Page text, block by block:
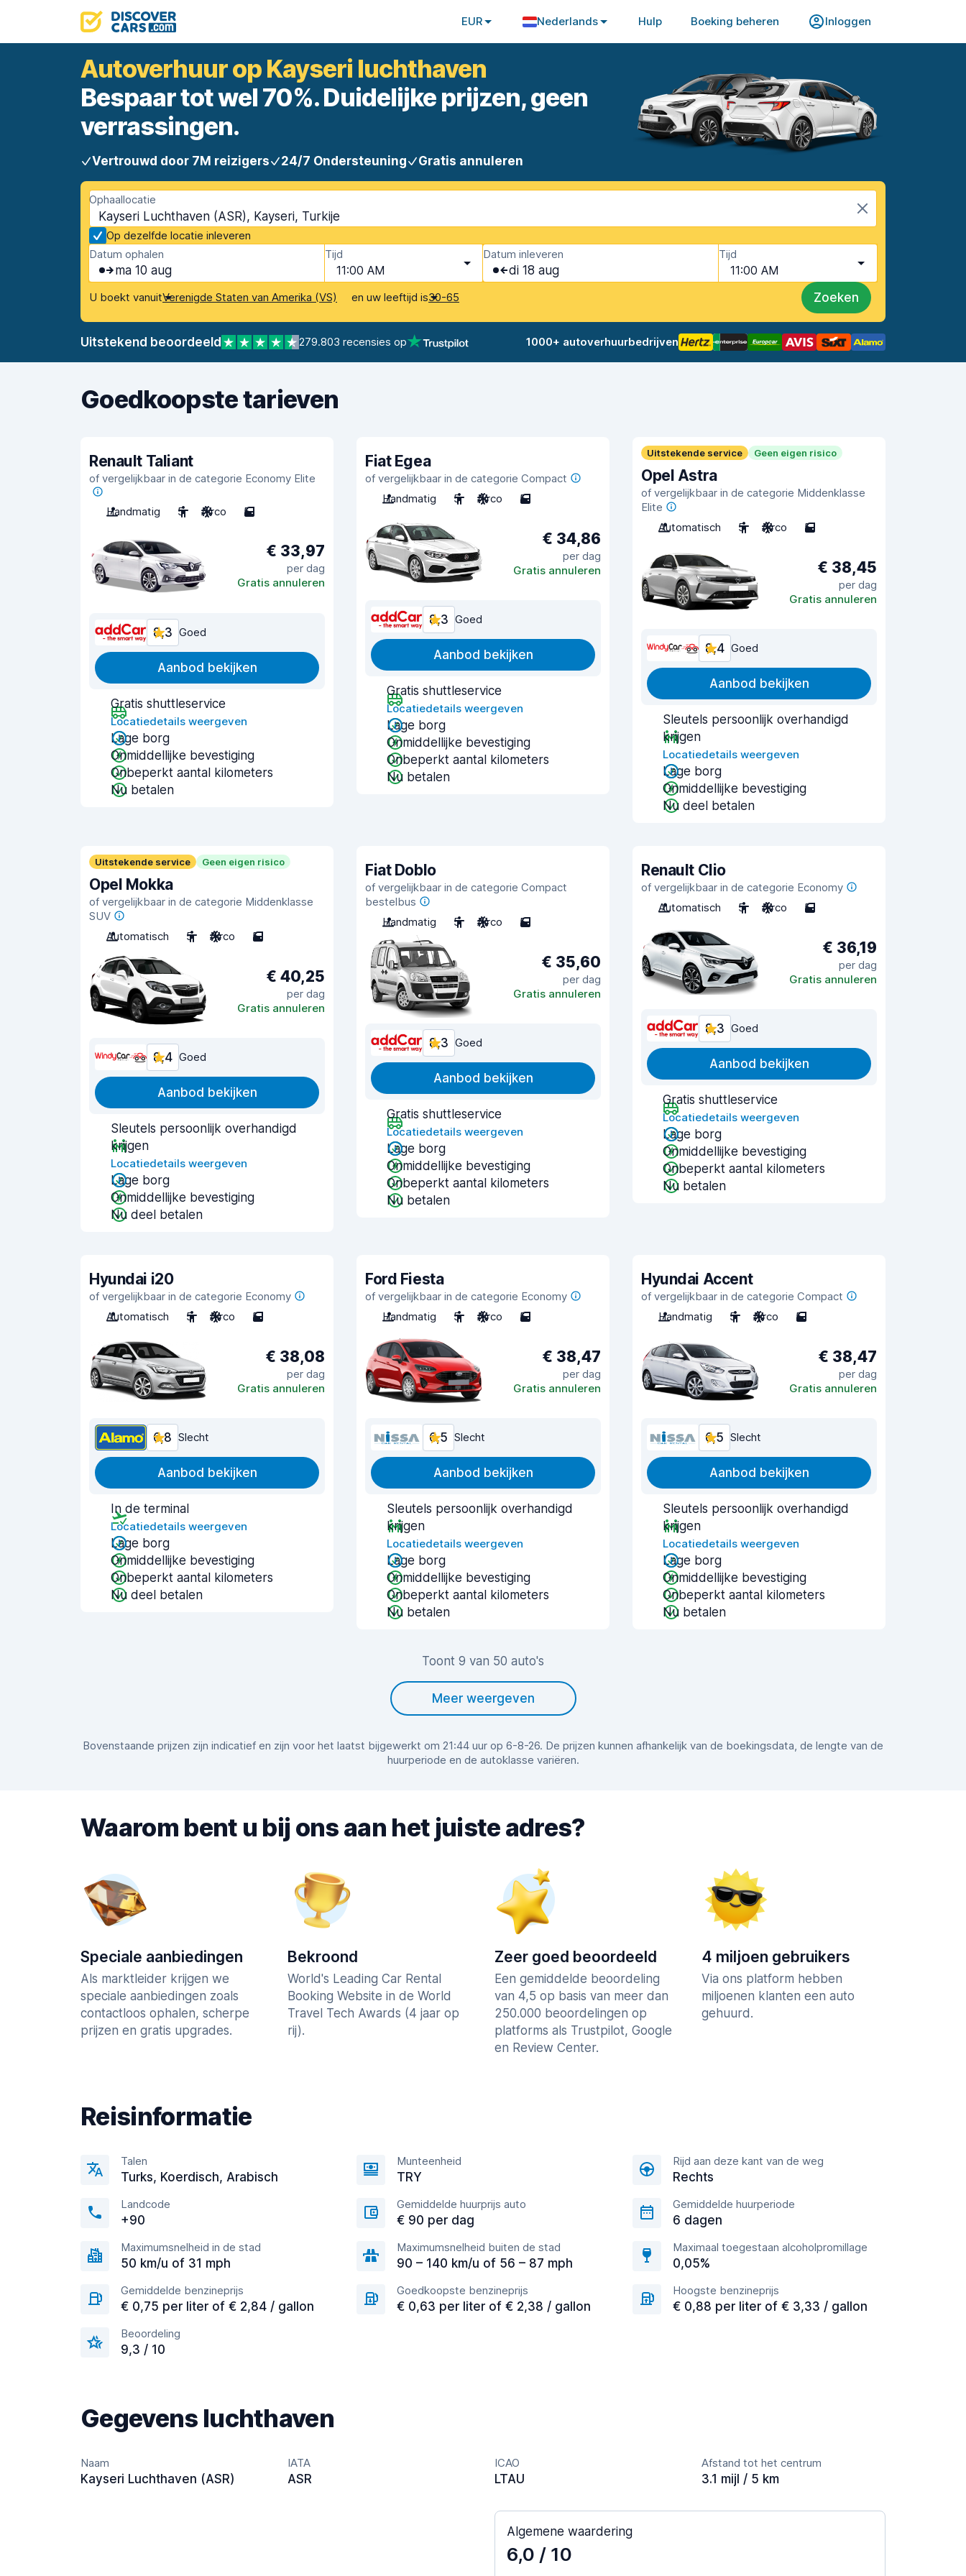
EUR Nederlands Hulp Boeking beheren Inloggen
Autoverhuur op Kayseri luchthaven
Bespaar tot wel 70%. Duidelijke prijzen, geen
verrassingen.
Vertrouwd door 7M reizigers 24/7 Ondersteuning Gratis annuleren
Ophaallocatie
Kayseri Luchthaven (ASR), Kayseri, Turkije
Op dezelfde locatie inleveren
Datum ophalen
ma 10 aug
Tijd
11:00 AM
Datum inleveren
di 18 aug
Tijd
11:00 AM
U boekt vanuitVerenigde Staten van Amerika (VS) en uw leeftijd is30-65 Zoeken
Uitstekend beoordeeld 279.803 recensies op 1000+ autoverhuurbedrijven
Goedkoopste tarieven
Renault Taliant
of vergelijkbaar in de categorie Economy Elite
Handmatig 5 Airco 5
€ 33,97
per dag
Gratis annuleren
8,3 Goed
Aanbod bekijken
Gratis shuttleservice
Locatiedetails weergeven
Lage borg
Onmiddellijke bevestiging
Onbeperkt aantal kilometers
Nu betalen
Fiat Egea
of vergelijkbaar in de categorie Compact
Handmatig
5 Airco 5
€ 34,86
per dag
Gratis annuleren
8,3 Goed
Aanbod bekijken
Gratis shuttleservice
Locatiedetails weergeven
Lage borg
Onmiddellijke bevestiging
Onbeperkt aantal kilometers
Nu betalen
Uitstekende service Geen eigen risico
Opel Astra
of vergelijkbaar in de categorie Middenklasse
Elite
Automatisch
5 Airco 5
€ 38,45
per dag
Gratis annuleren
8,4 Goed
Aanbod bekijken
Sleutels persoonlijk overhandigd
krijgen
Locatiedetails weergeven
Lage borg
Onmiddellijke bevestiging
Nu deel betalen
Uitstekende service Geen eigen risico
Opel Mokka
of vergelijkbaar in de categorie Middenklasse
SUV
Automatisch
5 Airco 5
€ 40,25
per dag
Gratis annuleren
8,4 Goed
Aanbod bekijken
Sleutels persoonlijk overhandigd
krijgen
Locatiedetails weergeven
Lage borg
Onmiddellijke bevestiging
Nu deel betalen
Fiat Doblo
of vergelijkbaar in de categorie Compact
bestelbus
Handmatig
5 Airco 5
€ 35,60
per dag
Gratis annuleren
8,3 Goed
Aanbod bekijken
Gratis shuttleservice
Locatiedetails weergeven
Lage borg
Onmiddellijke bevestiging
Onbeperkt aantal kilometers
Nu betalen
Renault Clio
of vergelijkbaar in de categorie Economy
Automatisch
5 Airco 5
€ 36,19
per dag
Gratis annuleren
8,3 Goed
Aanbod bekijken
Gratis shuttleservice
Locatiedetails weergeven
Lage borg
Onmiddellijke bevestiging
Onbeperkt aantal kilometers
Nu betalen
Hyundai i20
of vergelijkbaar in de categorie Economy
Automatisch
5 Airco 5
€ 38,08
per dag
Gratis annuleren
6,8 Slecht
Aanbod bekijken
In de terminal
Locatiedetails weergeven
Lage borg
Onmiddellijke bevestiging
Onbeperkt aantal kilometers
Nu deel betalen
Ford Fiesta
of vergelijkbaar in de categorie Economy
Handmatig
5 Airco 5
€ 38,47
per dag
Gratis annuleren
6,5 Slecht
Aanbod bekijken
Sleutels persoonlijk overhandigd
krijgen
Locatiedetails weergeven
Lage borg
Onmiddellijke bevestiging
Onbeperkt aantal kilometers
Nu betalen
Hyundai Accent
of vergelijkbaar in de categorie Compact
Handmatig
5 Airco 5
€ 38,47
per dag
Gratis annuleren
6,5 Slecht
Aanbod bekijken
Sleutels persoonlijk overhandigd
krijgen
Locatiedetails weergeven
Lage borg
Onmiddellijke bevestiging
Onbeperkt aantal kilometers
Nu betalen
Toont 9 van 50 auto's
Meer weergeven
Bovenstaande prijzen zijn indicatief en zijn voor het laatst bijgewerkt om 21:44 uur op 6-8-26. De prijzen kunnen afhankelijk van de boekingsdata, de lengte van de
huurperiode en de autoklasse variëren.
Waarom bent u bij ons aan het juiste adres?
Speciale aanbiedingen
Als marktleider krijgen we
speciale aanbiedingen zoals
contactloos ophalen, scherpe
prijzen en gratis upgrades.
Bekroond
World's Leading Car Rental
Booking Website in de World
Travel Tech Awards (4 jaar op
rij).
Zeer goed beoordeeld
Een gemiddelde beoordeling
van 4,5 op basis van meer dan
250.000 beoordelingen op
platforms als Trustpilot, Google
en Review Center.
4 miljoen gebruikers
Via ons platform hebben
miljoenen klanten een auto
gehuurd.
Reisinformatie
Talen
Turks, Koerdisch, Arabisch
Munteenheid
TRY
Rijd aan deze kant van de weg
Rechts
Landcode
+90
Gemiddelde huurprijs auto
€ 90 per dag
Gemiddelde huurperiode
6 dagen
Maximumsnelheid in de stad
50 km/u of 31 mph
Maximumsnelheid buiten de stad
90 – 140 km/u of 56 – 87 mph
Maximaal toegestaan alcoholpromillage
0,05%
Gemiddelde benzineprijs
€ 0,75 per liter of € 2,84 / gallon
Goedkoopste benzineprijs
€ 0,63 per liter of € 2,38 / gallon
Hoogste benzineprijs
€ 0,88 per liter of € 3,33 / gallon
Beoordeling
9,3 / 10
Gegevens luchthaven
Naam
Kayseri Luchthaven (ASR)
IATA
ASR
ICAO
LTAU
Afstand tot het centrum
3.1 mijl / 5 km
Algemene waardering
6,0 / 10